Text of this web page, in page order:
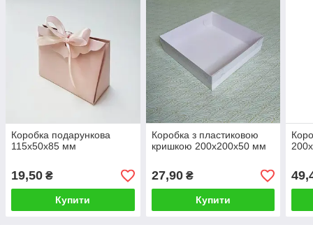
Коробка подарункова
115х50х85 мм
19,50 ₴
Купити
Коробка з пластиковою
кришкою 200х200х50 мм
27,90₴
Купити